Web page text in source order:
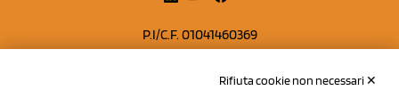
P.I/C.F. 01041460369
Capitale sociale Euro 50.000,00 i.v.Rifiuta cookie non necessari ✕